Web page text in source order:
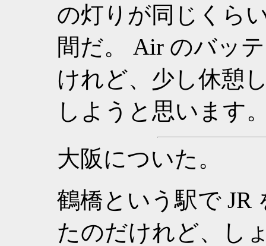
の灯りが同じくら
間だ。 Air のバッ
けれど、少し休憩
しようと思います
大阪についた。
鶴橋という駅で JR
たのだけれど、し